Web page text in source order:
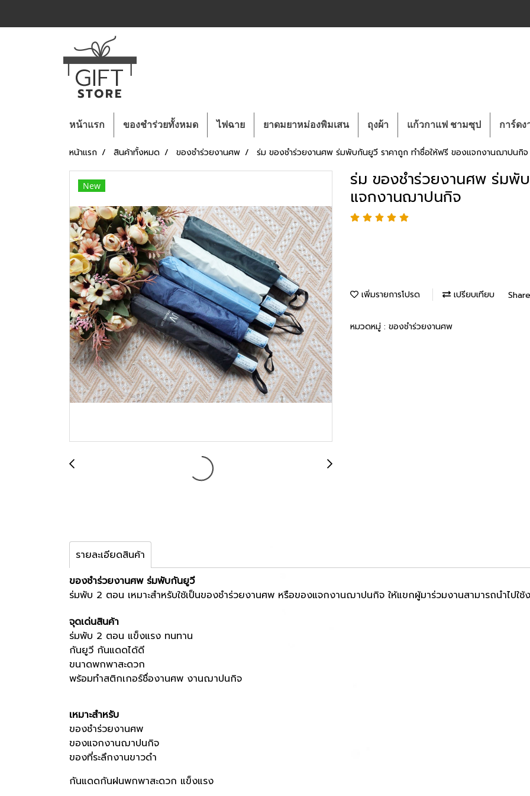
หน้าแรก ของชำร่วยทั้งหมด ไฟฉาย ยาดมยาหม่องพิมเสน ถุงผ้า แก้วกาแฟ ชามซุป การ์ด
หน้าแรก สินค้าทั้งหมด ของชำร่วยงานศพ ร่ม ของชำร่วยงานศพ ร่มพับกันยูวี ราคาถูก ทำชื่อให้ฟรี ของแจกงานฌาปนกิจ
New ร่ม ของชำร่วยงานศพ ร่มพั
แจกงานฌาปนกิจ
เพิ่มรายการโปรด เปรียบเทียบ Share
หมวดหมู่ : ของชำร่วยงานศพ
รายละเอียดสินค้า
ของชำร่วยงานศพ ร่มพับกันยูวี
ร่มพับ 2 ตอน เหมาะสำหรับใช้เป็นของชำร่วยงานศพ หรือของแจกงานฌาปนกิจ ให้แขกผู้มาร่วมงานสามารถนำไปใ
จุดเด่นสินค้า
ร่มพับ 2 ตอน แข็งแรง ทนทาน
กันยูวี กันแดดได้ดี
ขนาดพกพาสะดวก
พร้อมทำสติกเกอร์ชื่องานศพ งานฌาปนกิจ
เหมาะสำหรับ
ของชำร่วยงานศพ
ของแจกงานฌาปนกิจ
ของที่ระลึกงานขาวดำ
กันแดดกันฝนพกพาสะดวก แข็งแรง